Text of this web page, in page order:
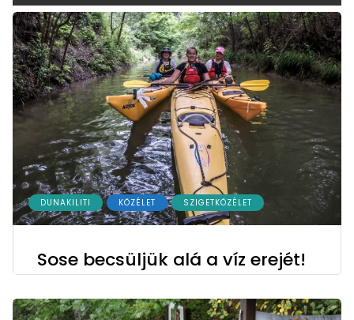
DUNAKILITI KÖZÉLET SZIGETKÖZÉLET
Sose becsüljük alá a víz erejét!